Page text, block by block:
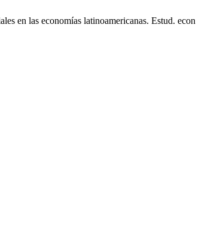
en las economías latinoamericanas. Estud. econ